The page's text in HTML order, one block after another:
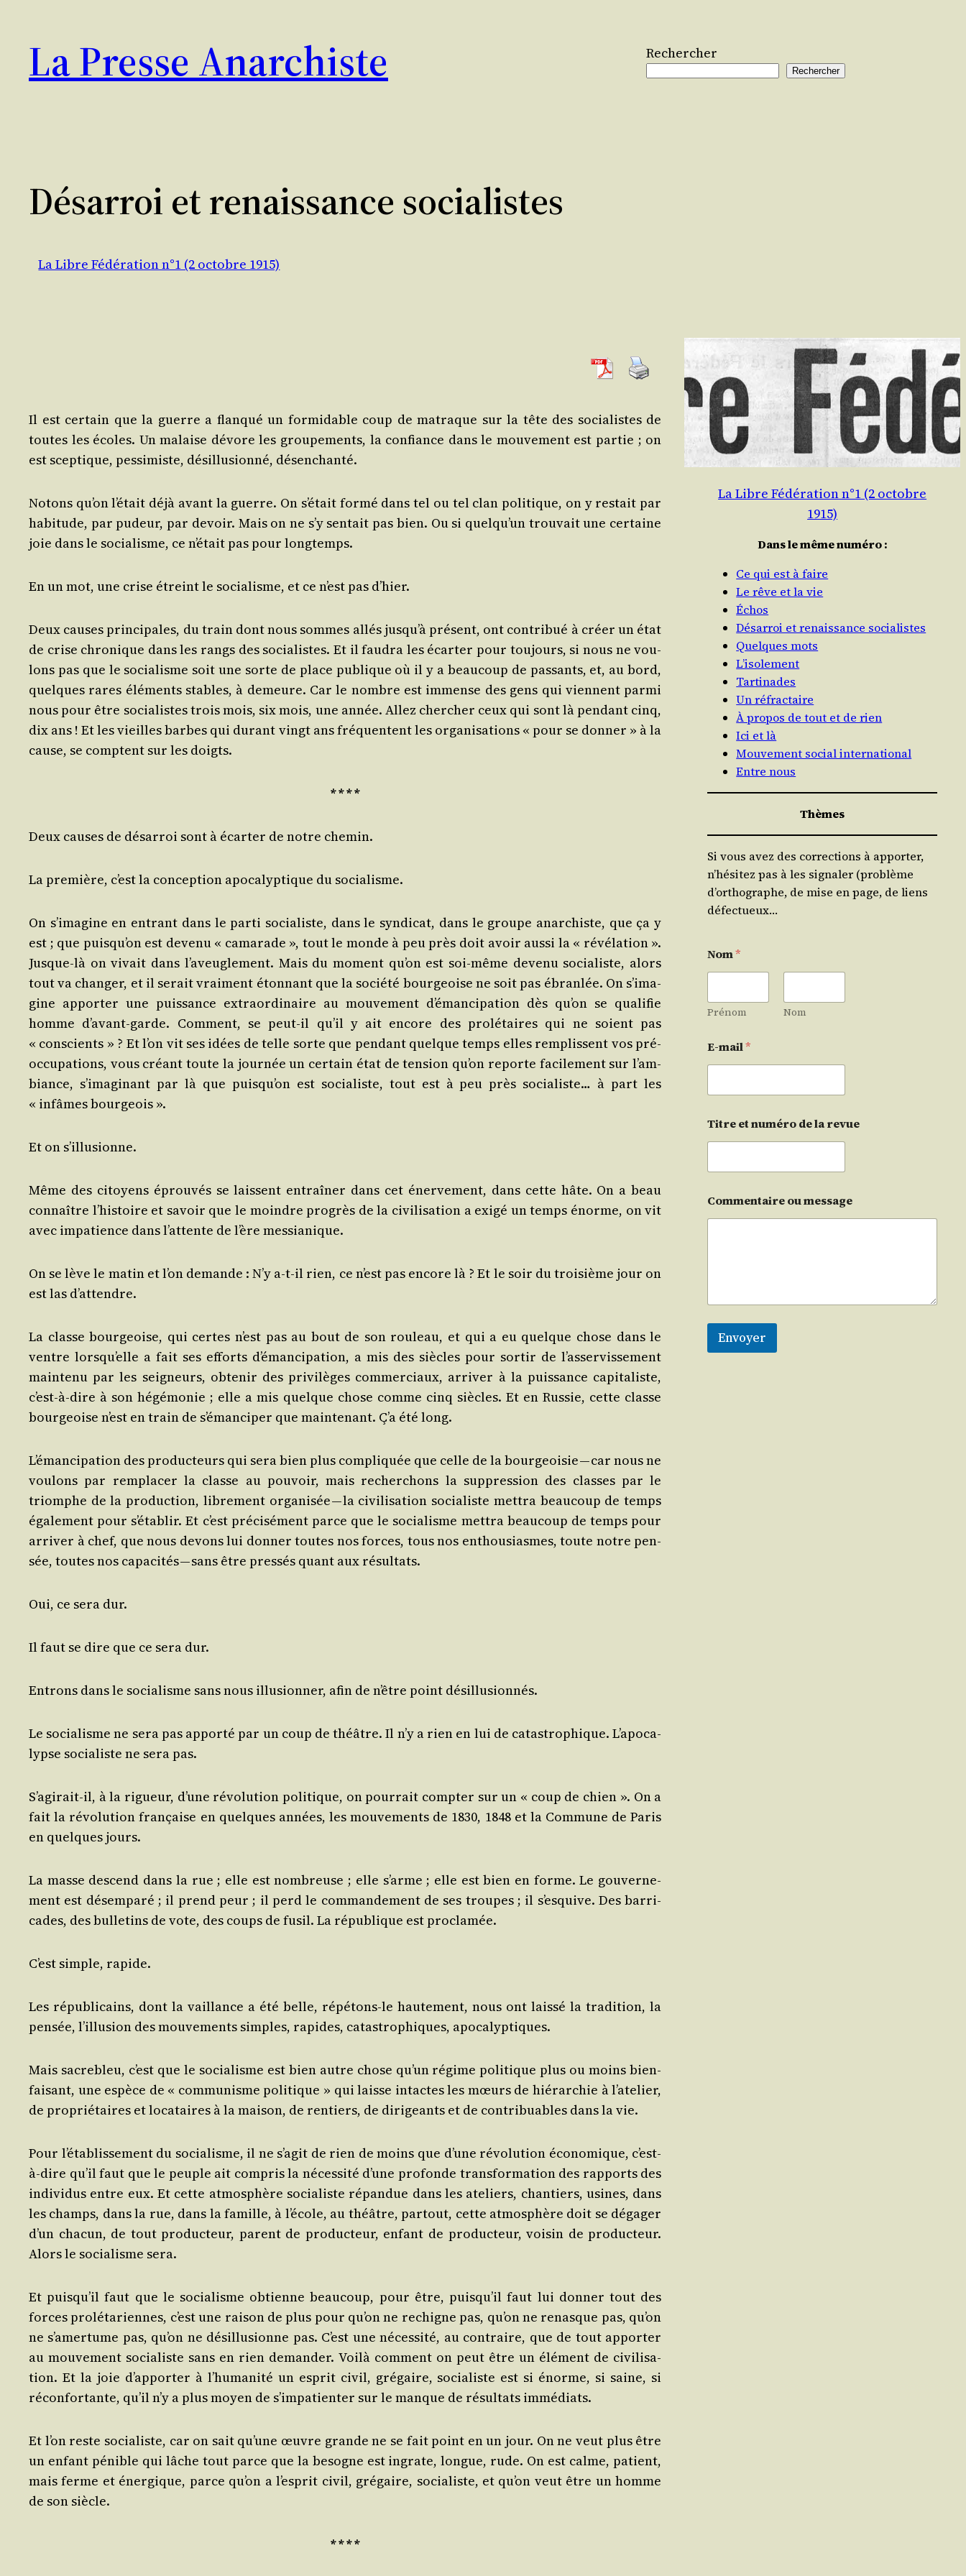
contenu
La Presse Anarchiste Rechercher
Rechercher
Désarroi et renaissance socialistes
La Libre Fédération n°1 (2 octobre 1915)
Il est cer­tain que la guerre a flan­qué un for­mi­dable coup de matraque sur la tête des socia­listes de
toutes les écoles. Un malaise dévore les grou­pe­ments, la confiance dans le mou­ve­ment est par­tie ; on
est scep­tique, pes­si­miste, dés­illu­sion­né, désenchanté.
Notons qu’on l’é­tait déjà avant la guerre. On s’é­tait for­mé dans tel ou tel clan poli­tique, on y res­tait par
habi­tude, par pudeur, par devoir. Mais on ne s’y sen­tait pas bien. Ou si quel­qu’un trou­vait une cer­taine
joie dans le socia­lisme, ce n’é­tait pas pour longtemps.
En un mot, une crise étreint le socia­lisme, et ce n’est pas d’hier.
Deux causes prin­ci­pales, du train dont nous sommes allés jus­qu’à pré­sent, ont contri­bué à créer un état
de crise chro­nique dans les rangs des socia­listes. Et il fau­dra les écar­ter pour tou­jours, si nous ne vou­
lons pas que le socia­lisme soit une sorte de place publique où il y a beau­coup de pas­sants, et, au bord,
quelques rares élé­ments stables, à demeure. Car le nombre est immense des gens qui viennent par­mi
nous pour être socia­listes trois mois, six mois, une année. Allez cher­cher ceux qui sont là pen­dant cinq,
dix ans ! Et les vieilles barbes qui durant vingt ans fré­quentent les orga­ni­sa­tions « pour se don­ner » à la
cause, se comptent sur les doigts.
* * * *
Deux causes de désar­roi sont à écar­ter de notre chemin.
La pre­mière, c’est la concep­tion apo­ca­lyp­tique du socialisme.
On s’i­ma­gine en entrant dans le par­ti socia­liste, dans le syn­di­cat, dans le groupe anar­chiste, que ça y
est ; que puis­qu’on est deve­nu « cama­rade », tout le monde à peu près doit avoir aus­si la « révé­la­tion ».
Jusque-là on vivait dans l’a­veu­gle­ment. Mais du moment qu’on est soi-même deve­nu socia­liste, alors
tout va chan­ger, et il serait vrai­ment éton­nant que la socié­té bour­geoise ne soit pas ébran­lée. On s’i­ma­
gine appor­ter une puis­sance extra­or­di­naire au mou­ve­ment d’é­man­ci­pa­tion dès qu’on se qua­li­fie
homme d’a­vant-garde. Com­ment, se peut-il qu’il y ait encore des pro­lé­taires qui ne soient pas
« conscients » ? Et l’on vit ses idées de telle sorte que pen­dant quelque temps elles rem­plissent vos pré­
oc­cu­pa­tions, vous créant toute la jour­née un cer­tain état de ten­sion qu’on reporte faci­le­ment sur l’am­
biance, s’i­ma­gi­nant par là que puis­qu’on est socia­liste, tout est à peu près socia­liste… à part les
« infâmes bourgeois ».
Et on s’illusionne.
Même des citoyens éprou­vés se laissent entraî­ner dans cet éner­ve­ment, dans cette hâte. On a beau
connaître l’his­toire et savoir que le moindre pro­grès de la civi­li­sa­tion a exi­gé un temps énorme, on vit
avec impa­tience dans l’at­tente de l’ère messianique.
On se lève le matin et l’on demande : N’y a‑t-il rien, ce n’est pas encore là ? Et le soir du troi­sième jour on
est las d’attendre.
La classe bour­geoise, qui certes n’est pas au bout de son rou­leau, et qui a eu quelque chose dans le
ventre lors­qu’elle a fait ses efforts d’é­man­ci­pa­tion, a mis des siècles pour sor­tir de l’as­ser­vis­se­ment
main­te­nu par les sei­gneurs, obte­nir des pri­vi­lèges com­mer­ciaux, arri­ver à la puis­sance capi­ta­liste,
c’est-à-dire à son hégé­mo­nie ; elle a mis quelque chose comme cinq siècles. Et en Rus­sie, cette classe
bour­geoise n’est en train de s’é­man­ci­per que main­te­nant. Ç’a été long.
L’é­man­ci­pa­tion des pro­duc­teurs qui sera bien plus com­pli­quée que celle de la bour­geoi­sie — car nous ne
vou­lons par rem­pla­cer la classe au pou­voir, mais recher­chons la sup­pres­sion des classes par le
triomphe de la pro­duc­tion, libre­ment orga­ni­sée — la civi­li­sa­tion socia­liste met­tra beau­coup de temps
éga­le­ment pour s’é­ta­blir. Et c’est pré­ci­sé­ment parce que le socia­lisme met­tra beau­coup de temps pour
arri­ver à chef, que nous devons lui don­ner toutes nos forces, tous nos enthou­siasmes, toute notre pen­
sée, toutes nos capa­ci­tés — sans être pres­sés quant aux résultats.
Oui, ce sera dur.
Il faut se dire que ce sera dur.
Entrons dans le socia­lisme sans nous illu­sion­ner, afin de n’être point désillusionnés.
Le socia­lisme ne sera pas appor­té par un coup de théâtre. Il n’y a rien en lui de catas­tro­phique. L’a­po­ca­
lypse socia­liste ne sera pas.
S’a­gi­rait-il, à la rigueur, d’une révo­lu­tion poli­tique, on pour­rait comp­ter sur un « coup de chien ». On a
fait la révo­lu­tion fran­çaise en quelques années, les mou­ve­ments de 1830, 1848 et la Com­mune de Paris
en quelques jours.
La masse des­cend dans la rue ; elle est nom­breuse ; elle s’arme ; elle est bien en forme. Le gou­ver­ne­
ment est désem­pa­ré ; il prend peur ; il perd le com­man­de­ment de ses troupes ; il s’es­quive. Des bar­ri­
cades, des bul­le­tins de vote, des coups de fusil. La répu­blique est proclamée.
C’est simple, rapide.
Les répu­bli­cains, dont la vaillance a été belle, répé­tons-le hau­te­ment, nous ont lais­sé la tra­di­tion, la
pen­sée, l’illu­sion des mou­ve­ments simples, rapides, catas­tro­phiques, apocalyptiques.
Mais sacre­bleu, c’est que le socia­lisme est bien autre chose qu’un régime poli­tique plus ou moins bien­
fai­sant, une espèce de « com­mu­nisme poli­tique » qui laisse intactes les mœurs de hié­rar­chie à l’atelier,
de pro­prié­taires et loca­taires à la mai­son, de ren­tiers, de diri­geants et de contri­buables dans la vie.
Pour l’é­ta­blis­se­ment du socia­lisme, il ne s’a­git de rien de moins que d’une révo­lu­tion éco­no­mique, c’est-
à-dire qu’il faut que le peuple ait com­pris la néces­si­té d’une pro­fonde trans­for­ma­tion des rap­ports des
indi­vi­dus entre eux. Et cette atmo­sphère socia­liste répan­due dans les ate­liers, chan­tiers, usines, dans
les champs, dans la rue, dans la famille, à l’é­cole, au théâtre, par­tout, cette atmo­sphère doit se déga­ger
d’un cha­cun, de tout pro­duc­teur, parent de pro­duc­teur, enfant de pro­duc­teur, voi­sin de pro­duc­teur.
Alors le socia­lisme sera.
Et puis­qu’il faut que le socia­lisme obtienne beau­coup, pour être, puis­qu’il faut lui don­ner tout des
forces pro­lé­ta­riennes, c’est une rai­son de plus pour qu’on ne rechigne pas, qu’on ne renasque pas, qu’on
ne s’a­mer­tume pas, qu’on ne dés­illu­sionne pas. C’est une néces­si­té, au contraire, que de tout appor­ter
au mou­ve­ment socia­liste sans en rien deman­der. Voi­là com­ment on peut être un élé­ment de civi­li­sa­
tion. Et la joie d’ap­por­ter à l’hu­ma­ni­té un esprit civil, gré­gaire, socia­liste est si énorme, si saine, si
récon­for­tante, qu’il n’y a plus moyen de s’im­pa­tien­ter sur le manque de résul­tats immédiats.
Et l’on reste socia­liste, car on sait qu’une œuvre grande ne se fait point en un jour. On ne veut plus être
un enfant pénible qui lâche tout parce que la besogne est ingrate, longue, rude. On est calme, patient,
mais ferme et éner­gique, parce qu’on a l’es­prit civil, gré­gaire, socia­liste, et qu’on veut être un homme
de son siècle.
* * * *
La Libre Fédération n°1 (2 octobre
1915)
Dans le même numéro :
Ce qui est à faire
Le rêve et la vie
Échos
Désarroi et renaissance socialistes
Quelques mots
L’isolement
Tartinades
Un réfractaire
À propos de tout et de rien
Ici et là
Mouvement social international
Entre nous
Thèmes
Si vous avez des corrections à apporter,
n’hésitez pas à les signaler (problème
d’orthographe, de mise en page, de liens
défectueux…
Nom*
Prénom Nom
E-mail*
Titre et numéro de la revue
Commentaire ou message
Envoyer